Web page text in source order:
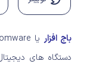
باج‌ افزار
دستگاه‌ های